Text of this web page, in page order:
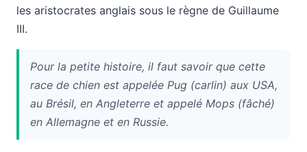
les aristocrates anglais sous le règne de Guillaume
III.
Pour la petite histoire, il faut savoir que cette
race de chien est appelée Pug (carlin) aux USA,
au Brésil, en Angleterre et appelé Mops (fâché)
en Allemagne et en Russie.